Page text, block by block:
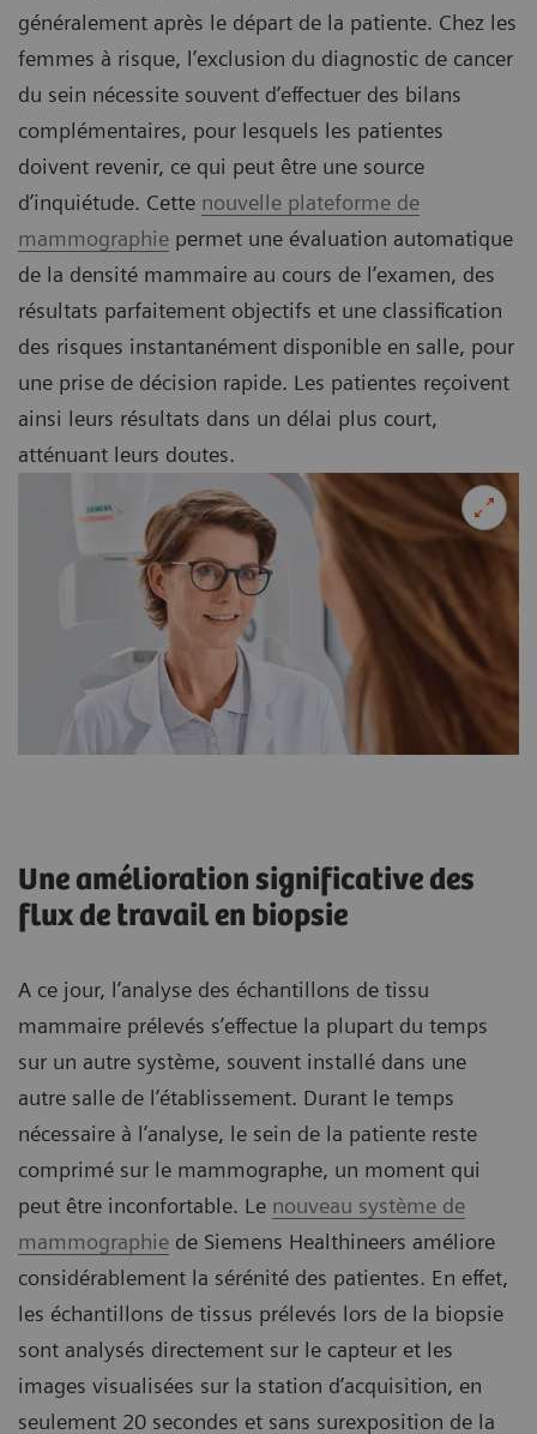
généralement après le départ de la patiente. Chez les
femmes à risque, l’exclusion du diagnostic de cancer
du sein nécessite souvent d’effectuer des bilans
complémentaires, pour lesquels les patientes
doivent revenir, ce qui peut être une source
d’inquiétude. Cette nouvelle plateforme de
mammographie permet une évaluation automatique
de la densité mammaire au cours de l’examen, des
résultats parfaitement objectifs et une classification
des risques instantanément disponible en salle, pour
une prise de décision rapide. Les patientes reçoivent
ainsi leurs résultats dans un délai plus court,
atténuant leurs doutes.
Une amélioration significative des
flux de travail en biopsie
A ce jour, l’analyse des échantillons de tissu
mammaire prélevés s’effectue la plupart du temps
sur un autre système, souvent installé dans une
autre salle de l’établissement. Durant le temps
nécessaire à l’analyse, le sein de la patiente reste
comprimé sur le mammographe, un moment qui
peut être inconfortable. Le nouveau système de
mammographie de Siemens Healthineers améliore
considérablement la sérénité des patientes. En effet,
les échantillons de tissus prélevés lors de la biopsie
sont analysés directement sur le capteur et les
images visualisées sur la station d’acquisition, en
seulement 20 secondes et sans surexposition de la